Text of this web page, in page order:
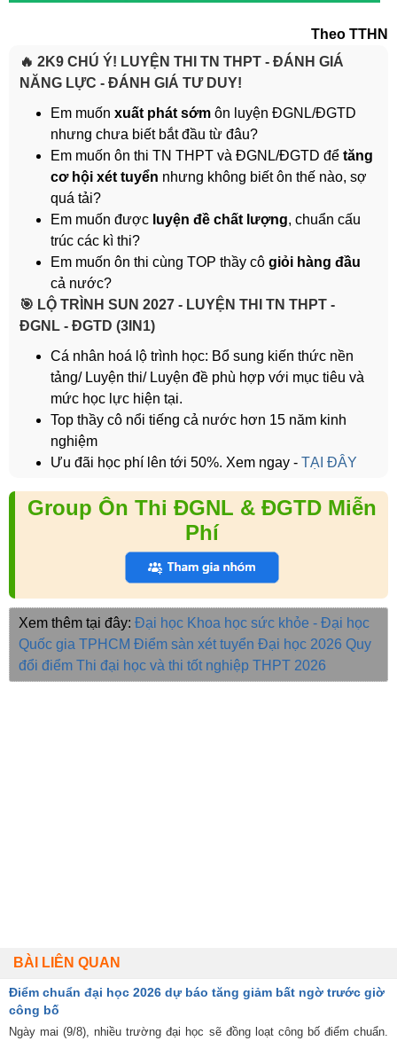
Theo TTHN
🔥 2K9 CHÚ Ý! LUYỆN THI TN THPT - ĐÁNH GIÁ
NĂNG LỰC - ĐÁNH GIÁ TƯ DUY!
Em muốn xuất phát sớm ôn luyện ĐGNL/ĐGTD
nhưng chưa biết bắt đầu từ đâu?
Em muốn ôn thi TN THPT và ĐGNL/ĐGTD để tăng
cơ hội xét tuyển nhưng không biết ôn thế nào, sợ
quá tải?
Em muốn được luyện đề chất lượng, chuẩn cấu
trúc các kì thi?
Em muốn ôn thi cùng TOP thầy cô giỏi hàng đầu
cả nước?
️🎯 LỘ TRÌNH SUN 2027 - LUYỆN THI TN THPT -
ĐGNL - ĐGTD (3IN1)
Cá nhân hoá lộ trình học: Bổ sung kiến thức nền
tảng/ Luyện thi/ Luyện đề phù hợp với mục tiêu và
mức học lực hiện tại.
Top thầy cô nổi tiếng cả nước hơn 15 năm kinh
nghiệm
Ưu đãi học phí lên tới 50%. Xem ngay - TẠI ĐÂY
Group Ôn Thi ĐGNL & ĐGTD Miễn
Phí
Xem thêm tại đây: Đại học Khoa học sức khỏe - Đại học
Quốc gia TPHCM Điểm sàn xét tuyển Đại học 2026 Quy
đổi điểm Thi đại học và thi tốt nghiệp THPT 2026
BÀI LIÊN QUAN
Điểm chuẩn đại học 2026 dự báo tăng giảm bất ngờ trước giờ
công bố
Ngày mai (9/8), nhiều trường đại học sẽ đồng loạt công bố điểm chuẩn.